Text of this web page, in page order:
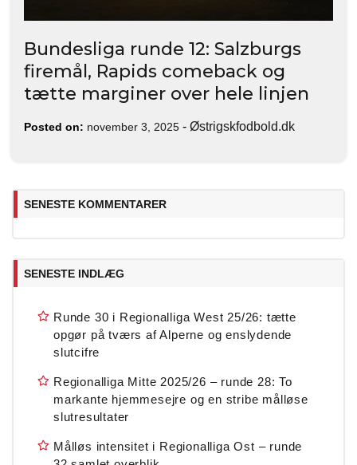
Bundesliga runde 12: Salzburgs
firemål, Rapids comeback og
tætte marginer over hele linjen
Posted on: november 3, 2025 - Østrigskfodbold.dk
SENESTE KOMMENTARER
SENESTE INDLÆG
Runde 30 i Regionalliga West 25/26: tætte
opgør på tværs af Alperne og enslydende
slutcifre
Regionalliga Mitte 2025/26 – runde 28: To
markante hjemmesejre og en stribe målløse
slutresultater
Målløs intensitet i Regionalliga Ost – runde